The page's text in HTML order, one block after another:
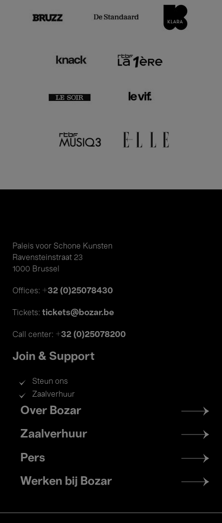
Paleis voor Schone Kunsten
Ravensteinstraat 23
1000 Brussel
Offices: +32 (0)25078430
Tickets: tickets@bozar.be
Call center: +32 (0)25078200
Join & Support
Steun ons
Zaalverhuur
Footer
menu
Over Bozar
Zaalverhuur
Pers
Werken bij Bozar